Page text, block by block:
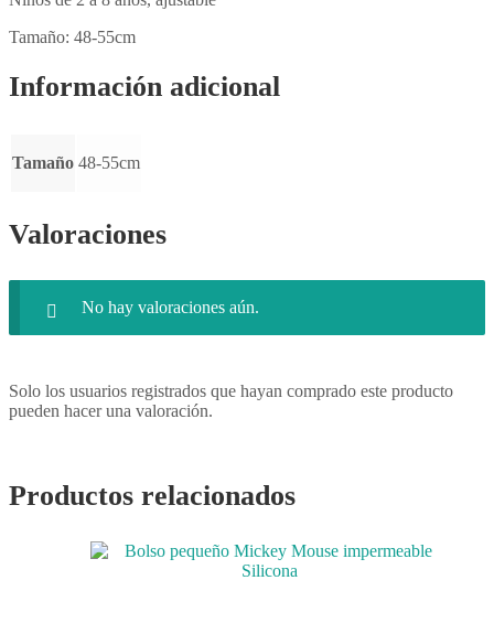
Tamaño: 48-55cm
Información adicional
Tamaño 48-55cm
Valoraciones
No hay valoraciones aún.
Solo los usuarios registrados que hayan comprado este producto
pueden hacer una valoración.
Productos relacionados